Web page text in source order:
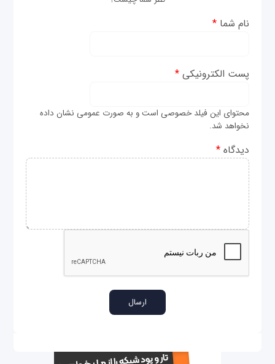
نام شما*
پست الکترونیکی*
محتوای این فیلد خصوصی است و به صورت عمومی نشان داده
نخواهد شد.
دیدگاه*